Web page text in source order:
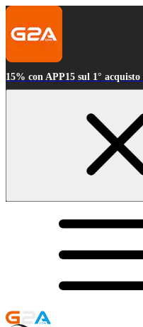
15% con APP15 sul 1° acquisto